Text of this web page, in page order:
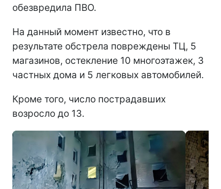
обезвредила ПВО.
На данный момент известно, что в
результате обстрела повреждены ТЦ, 5
магазинов, остекление 10 многоэтажек, 3
частных дома и 5 легковых автомобилей.
Кроме того, число пострадавших
возросло до 13.